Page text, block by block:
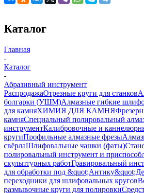
Каталог
Главная
-
Каталог
-
Абразивный инструмент
РаспродажаОтрезные круги для станков
болгарки (УШМ)Алмазные гибкие
для камняХИМИЯ ДЛЯ КАМНЯ
камняСпециальный полировальный
инструментКалибровочные и
кругиПрофильные алмазные фрезы
свёрлаШлифовальные чашки (фаты)
полировальный инструмент и
скульптурных работГравировальный
для обработки под &quot;Антику&quot;
переходники для шлифовальных кругов
размывочные круги для полировки